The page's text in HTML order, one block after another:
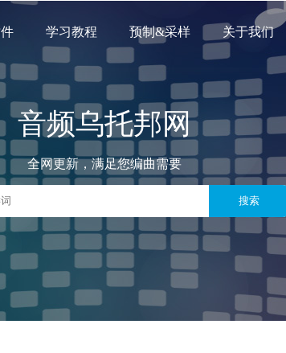
学习教程 预制&采样 关于我们
音频乌托邦网
全网更新，满足您编曲需要